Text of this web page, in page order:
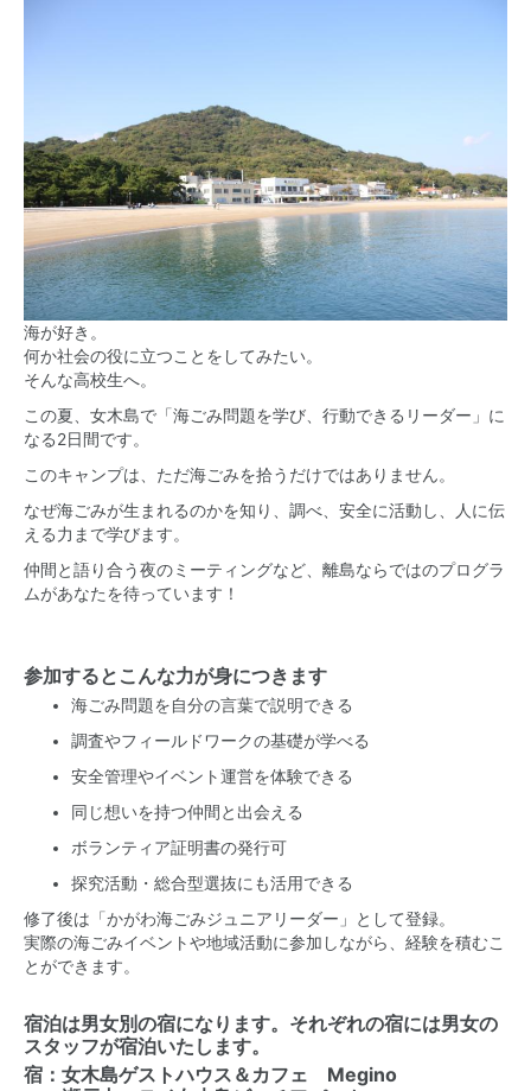
海が好き。
何か社会の役に立つことをしてみたい。
そんな高校生へ。
この夏、女木島で「海ごみ問題を学び、行動できるリーダー」に
なる2日間です。
このキャンプは、ただ海ごみを拾うだけではありません。
なぜ海ごみが生まれるのかを知り、調べ、安全に活動し、人に伝
える力まで学びます。
仲間と語り合う夜のミーティングなど、離島ならではのプログラ
ムがあなたを待っています！
参加するとこんな力が身につきます
海ごみ問題を自分の言葉で説明できる
調査やフィールドワークの基礎が学べる
安全管理やイベント運営を体験できる
同じ想いを持つ仲間と出会える
ボランティア証明書の発行可
探究活動・総合型選抜にも活用できる
修了後は「かがわ海ごみジュニアリーダー」として登録。
実際の海ごみイベントや地域活動に参加しながら、経験を積むこ
とができます。
宿泊は男女別の宿になります。それぞれの宿には男女の
スタッフが宿泊いたします。
宿： 女木島ゲストハウス＆カフェ Megino